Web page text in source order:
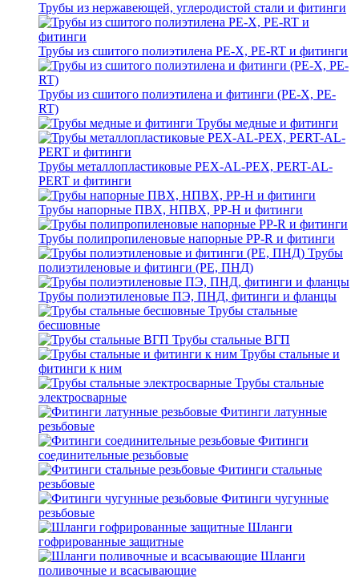
Трубы из нержавеющей, углеродистой стали и фитинги
Трубы из сшитого полиэтилена PE-X, PE-RT и фитинги
Трубы из сшитого полиэтилена и фитинги (PE-X, PE-
RT)
Трубы медные и фитинги
Трубы металлопластиковые PEX-AL-PEX, PERT-AL-
PERT и фитинги
Трубы напорные ПВХ, НПВХ, PP-H и фитинги
Трубы полипропиленовые напорные PP-R и фитинги
Трубы
полиэтиленовые и фитинги (PE, ПНД)
Трубы полиэтиленовые ПЭ, ПНД, фитинги и фланцы
Трубы стальные
бесшовные
Трубы стальные ВГП
Трубы стальные и
фитинги к ним
Трубы стальные
электросварные
Фитинги латунные
резьбовые
Фитинги
соединительные резьбовые
Фитинги стальные
резьбовые
Фитинги чугунные
резьбовые
Шланги
гофрированные защитные
Шланги
поливочные и всасывающие